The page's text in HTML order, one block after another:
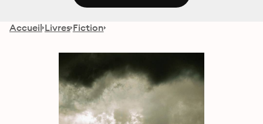
Accueil Livres Fiction